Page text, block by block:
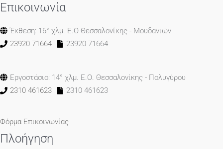
Επικοινωνία
Έκθεση: 16° χλμ. Ε.Ο Θεσσαλονίκης - Μουδανιών
23920 71664
23920 71664
Εργοστάσιο: 14° χλμ. Ε.Ο. Θεσσαλονίκης - Πολυγύρου
2310 461623
2310 461623
Φόρμα Επικοινωνίας
Πλοήγηση